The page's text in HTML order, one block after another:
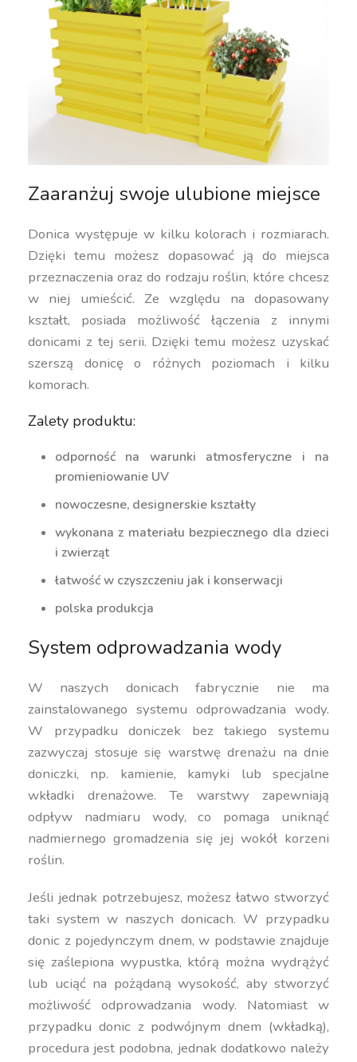
Zaaranżuj swoje ulubione miejsce
Donica występuje w kilku kolorach i rozmiarach.
Dzięki temu możesz dopasować ją do miejsca
przeznaczenia oraz do rodzaju roślin, które chcesz
w niej umieścić. Ze względu na dopasowany
kształt, posiada możliwość łączenia z innymi
donicami z tej serii. Dzięki temu możesz uzyskać
szerszą donicę o różnych poziomach i kilku
komorach.
Zalety produktu:
odporność na warunki atmosferyczne i na
promieniowanie UV
nowoczesne, designerskie kształty
wykonana z materiału bezpiecznego dla dzieci
i zwierząt
łatwość w czyszczeniu jak i konserwacji
polska produkcja
System odprowadzania wody
W naszych donicach fabrycznie nie ma
zainstalowanego systemu odprowadzania wody.
W przypadku doniczek bez takiego systemu
zazwyczaj stosuje się warstwę drenażu na dnie
doniczki, np. kamienie, kamyki lub specjalne
wkładki drenażowe. Te warstwy zapewniają
odpływ nadmiaru wody, co pomaga uniknąć
nadmiernego gromadzenia się jej wokół korzeni
roślin.
Jeśli jednak potrzebujesz, możesz łatwo stworzyć
taki system w naszych donicach. W przypadku
donic z pojedynczym dnem, w podstawie znajduje
się zaślepiona wypustka, którą można wydrążyć
lub uciąć na pożądaną wysokość, aby stworzyć
możliwość odprowadzania wody. Natomiast w
przypadku donic z podwójnym dnem (wkładką),
procedura jest podobna, jednak dodatkowo należy